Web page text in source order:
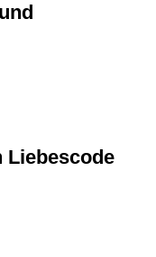
Liebescode